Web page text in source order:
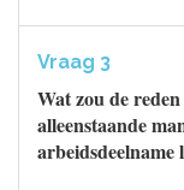
Vraag 3
Wat zou de
alleenstaande